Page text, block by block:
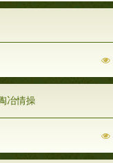
冶情操